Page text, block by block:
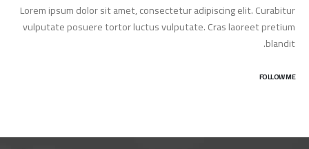
Lorem ipsum dolor sit amet, consectetur adipiscing elit. Curabitur
vulputate posuere tortor luctus vulputate. Cras laoreet pretium
blandit.
FOLLOW ME